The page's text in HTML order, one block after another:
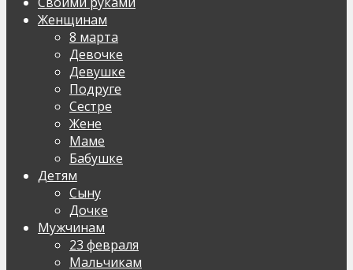
Женщинам
8 марта
Девочке
Девушке
Подруге
Сестре
Жене
Маме
Бабушке
Детям
Сыну
Дочке
Мужчинам
23 февраля
Мальчикам